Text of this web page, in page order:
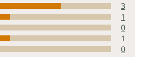
3
1
0
1
0